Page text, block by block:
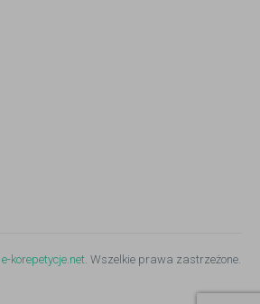
e-korepetycje.net. Wszelkie prawa zastrzeżone.